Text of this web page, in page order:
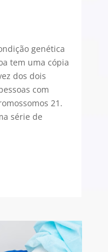
genética
tem uma cópia
dos dois
com
21.
série de